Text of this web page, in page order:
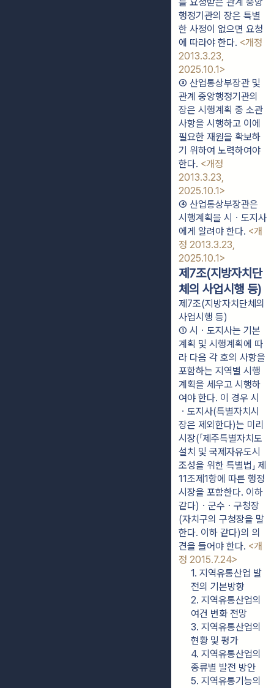
행정기관의 장은 특별
한 사정이 없으면 요청
에 따라야 한다. <개정
2013.3.23,
2025.10.1>
③ 산업통상부장관 및
관계 중앙행정기관의
장은 시행계획 중 소관
사항을 시행하고 이에
필요한 재원을 확보하
기 위하여 노력하여야
한다. <개정
2013.3.23,
2025.10.1>
④ 산업통상부장관은
시행계획을 시ㆍ도지사
에게 알려야 한다. <개
정 2013.3.23,
2025.10.1>
제7조(지방자치단
체의 사업시행 등)
제7조(지방자치단체의
사업시행 등)
① 시ㆍ도지사는 기본
계획 및 시행계획에 따
라 다음 각 호의 사항을
포함하는 지역별 시행
계획을 세우고 시행하
여야 한다. 이 경우 시
ㆍ도지사(특별자치시
장은 제외한다)는 미리
시장(「제주특별자치도
설치 및 국제자유도시
조성을 위한 특별법」 제
11조제1항에 따른 행정
시장을 포함한다. 이하
같다)ㆍ군수ㆍ구청장
(자치구의 구청장을 말
한다. 이하 같다)의 의
견을 들어야 한다. <개
정 2015.7.24>
1. 지역유통산업 발
전의 기본방향
2. 지역유통산업의
여건 변화 전망
3. 지역유통산업의
현황 및 평가
4. 지역유통산업의
종류별 발전 방안
5. 지역유통기능의